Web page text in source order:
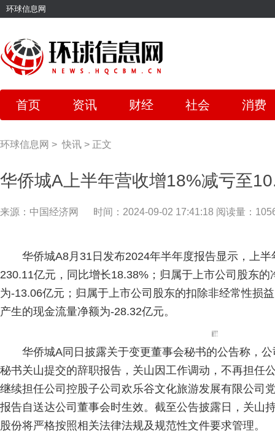
环球信息网
首页 资讯 财经 社会 消费
环球信息网 >快讯 > 正文
华侨城A上半年营收增18%减亏至
来源：中国经济网 时间：2024-09-02 17:41:18 阅读量：
华侨城A8月31日发布2024年半年度报告显示，上
230.11亿元，同比增长18.38%；归属于上市公司股东
为-13.06亿元；归属于上市公司股东的扣除非经常性损
产生的现金流量净额为-28.32亿元。
华侨城A同日披露关于变更董事会秘书的公告称，
秘书关山提交的辞职报告，关山因工作调动，不再担任
继续担任公司控股子公司欢乐谷文化旅游发展有限公司
报告自送达公司董事会时生效。截至公告披露日，关山
股份将严格按照相关法律法规及规范性文件要求管理。